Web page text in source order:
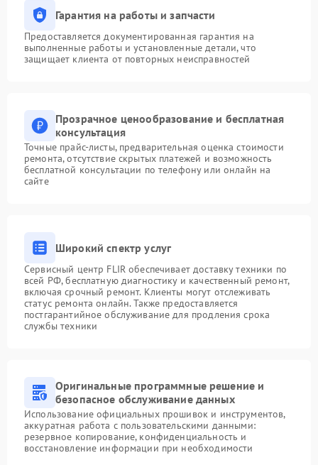
Гарантия на работы и запчасти
Предоставляется документированная гарантия на
выполненные работы и установленные детали, что
защищает клиента от повторных неисправностей
Прозрачное ценообразование и бесплатная
консультация
Точные прайс-листы, предварительная оценка стоимости
ремонта, отсутствие скрытых платежей и возможность
бесплатной консультации по телефону или онлайн на
сайте
Широкий спектр услуг
Сервисный центр FLIR обеспечивает доставку техники по
всей РФ, бесплатную диагностику и качественный ремонт,
включая срочный ремонт. Клиенты могут отслеживать
статус ремонта онлайн. Также предоставляется
постгарантийное обслуживание для продления срока
службы техники
Оригинальные программные решение и
безопасное обслуживание данных
Использование официальных прошивок и инструментов,
аккуратная работа с пользовательскими данными:
резервное копирование, конфиденциальность и
восстановление информации при необходимости